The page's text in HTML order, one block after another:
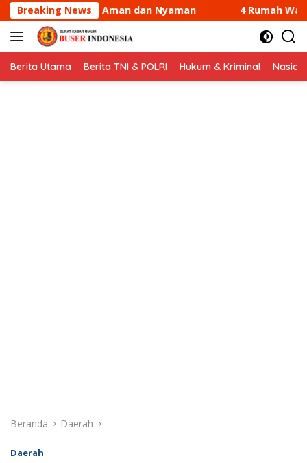
Langsung
ke
konten
Breaking News4 Rumah Warga di Sungai Guntung Kateman
Berita Utama Berita TNI & POLRI Hukum & Kriminal
Beranda Daerah
Daerah